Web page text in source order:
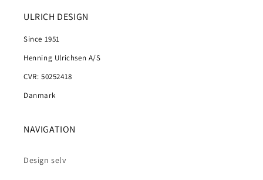
ULRICH DESIGN
Since 1951
Henning Ulrichsen A/S
CVR: 50252418
Danmark
NAVIGATION
Design selv